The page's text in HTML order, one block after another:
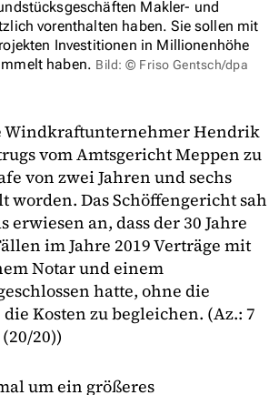
Makler- und
vorenthalten haben. Sie sollen mit
Investitionen in Millionenhöhe
haben. Bild: © Friso Gentsch/dpa
Windkraftunternehmer Hendrik
vom Amtsgericht Meppen zu
von zwei Jahren und sechs
worden. Das Schöffengericht sah
erwiesen an, dass der 30 Jahre
im Jahre 2019 Verträge mit
Notar und einem
hatte, ohne die
Kosten zu begleichen. (Az.: 7
(20/20))
um ein größeres